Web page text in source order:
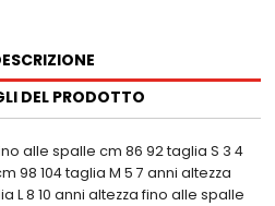
DEL PRODOTTO
alle spalle cm 86 92 taglia S 3 4
98 104 taglia M 5 7 anni altezza
L 8 10 anni altezza fino alle spalle